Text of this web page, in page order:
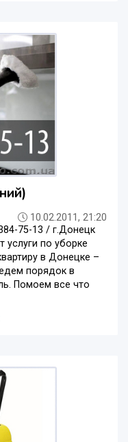
10.02.2011, 21:20
75-13 / г.Донецк
услуги по уборке
в Донецке –
порядок в
Помоем все что